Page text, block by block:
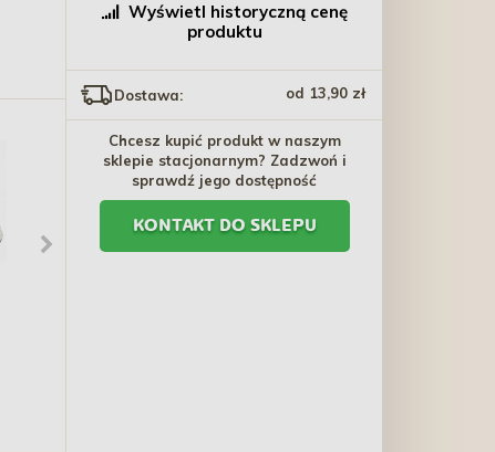
Wyświetl historyczną cenę
produktu
Dostawa: od 13,90 zł
Chcesz kupić produkt w naszym
sklepie stacjonarnym? Zadzwoń i
sprawdź jego dostępność
KONTAKT DO SKLEPU